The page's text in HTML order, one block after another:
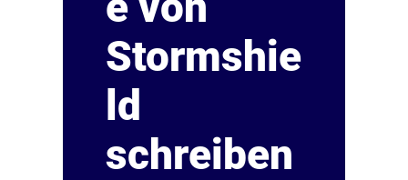
Stormshie
ld
schreiben